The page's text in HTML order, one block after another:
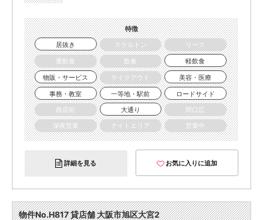
特徴
居抜き
スケルトン
リース
重飲食
飲食
軽飲食
物販・サービス
テイクアウト
美容・医療
事務・教室
一等地・駅前
ロードサイド
商店街
大通り
間口広
深夜営業
ナイトエリア 営業中
詳細を見る お気に入りに追加
物件No.H817 貸店舗 大阪市旭区大宮2